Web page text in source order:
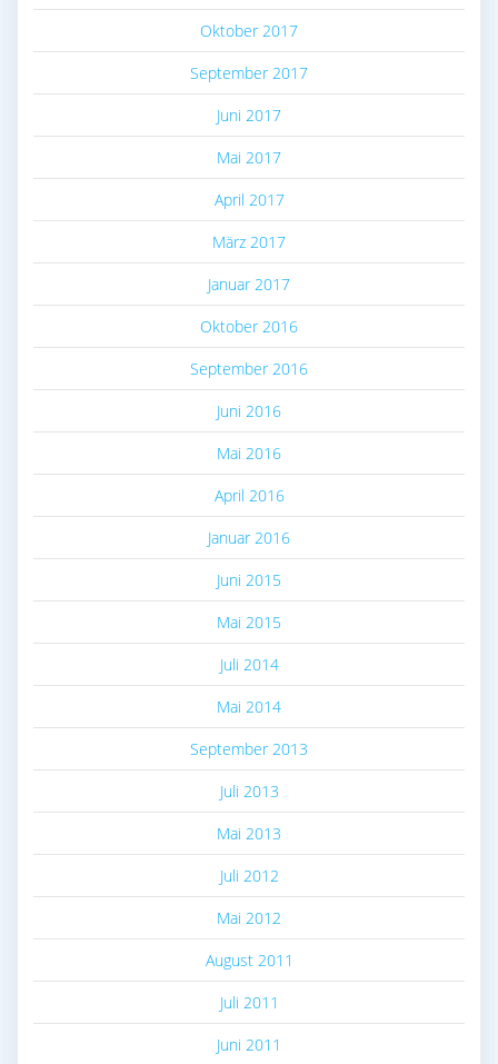
Oktober 2017
September 2017
Juni 2017
Mai 2017
April 2017
März 2017
Januar 2017
Oktober 2016
September 2016
Juni 2016
Mai 2016
April 2016
Januar 2016
Juni 2015
Mai 2015
Juli 2014
Mai 2014
September 2013
Juli 2013
Mai 2013
Juli 2012
Mai 2012
August 2011
Juli 2011
Juni 2011